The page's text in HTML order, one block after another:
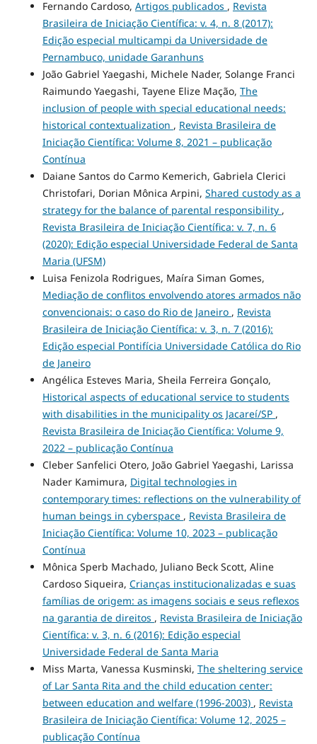
Fernando Cardoso, Artigos publicados , Revista
Brasileira de Iniciação Científica: v. 4, n. 8 (2017):
Edição especial multicampi da Universidade de
Pernambuco, unidade Garanhuns
João Gabriel Yaegashi, Michele Nader, Solange Franci
Raimundo Yaegashi, Tayene Elize Mação, The
inclusion of people with special educational needs:
historical contextualization , Revista Brasileira de
Iniciação Científica: Volume 8, 2021 – publicação
Contínua
Daiane Santos do Carmo Kemerich, Gabriela Clerici
Christofari, Dorian Mônica Arpini, Shared custody as a
strategy for the balance of parental responsibility ,
Revista Brasileira de Iniciação Científica: v. 7, n. 6
(2020): Edição especial Universidade Federal de Santa
Maria (UFSM)
Luisa Fenizola Rodrigues, Maíra Siman Gomes,
Mediação de conflitos envolvendo atores armados não
convencionais: o caso do Rio de Janeiro , Revista
Brasileira de Iniciação Científica: v. 3, n. 7 (2016):
Edição especial Pontifícia Universidade Católica do Rio
de Janeiro
Angélica Esteves Maria, Sheila Ferreira Gonçalo,
Historical aspects of educational service to students
with disabilities in the municipality os Jacareí/SP ,
Revista Brasileira de Iniciação Científica: Volume 9,
2022 – publicação Contínua
Cleber Sanfelici Otero, João Gabriel Yaegashi, Larissa
Nader Kamimura, Digital technologies in
contemporary times: reflections on the vulnerability of
human beings in cyberspace , Revista Brasileira de
Iniciação Científica: Volume 10, 2023 – publicação
Contínua
Mônica Sperb Machado, Juliano Beck Scott, Aline
Cardoso Siqueira, Crianças institucionalizadas e suas
famílias de origem: as imagens sociais e seus reflexos
na garantia de direitos , Revista Brasileira de Iniciação
Científica: v. 3, n. 6 (2016): Edição especial
Universidade Federal de Santa Maria
Miss Marta, Vanessa Kusminski, The sheltering service
of Lar Santa Rita and the child education center:
between education and welfare (1996-2003) , Revista
Brasileira de Iniciação Científica: Volume 12, 2025 –
publicação Contínua